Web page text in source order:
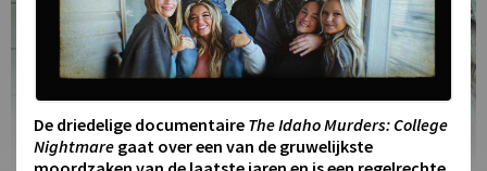
De driedelige documentaire The Idaho Murders: College
Nightmare gaat over een van de gruwelijkste